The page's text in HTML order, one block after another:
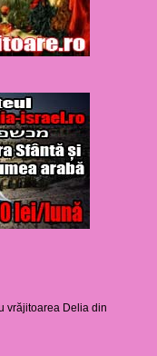
vrăjitoarea Delia din